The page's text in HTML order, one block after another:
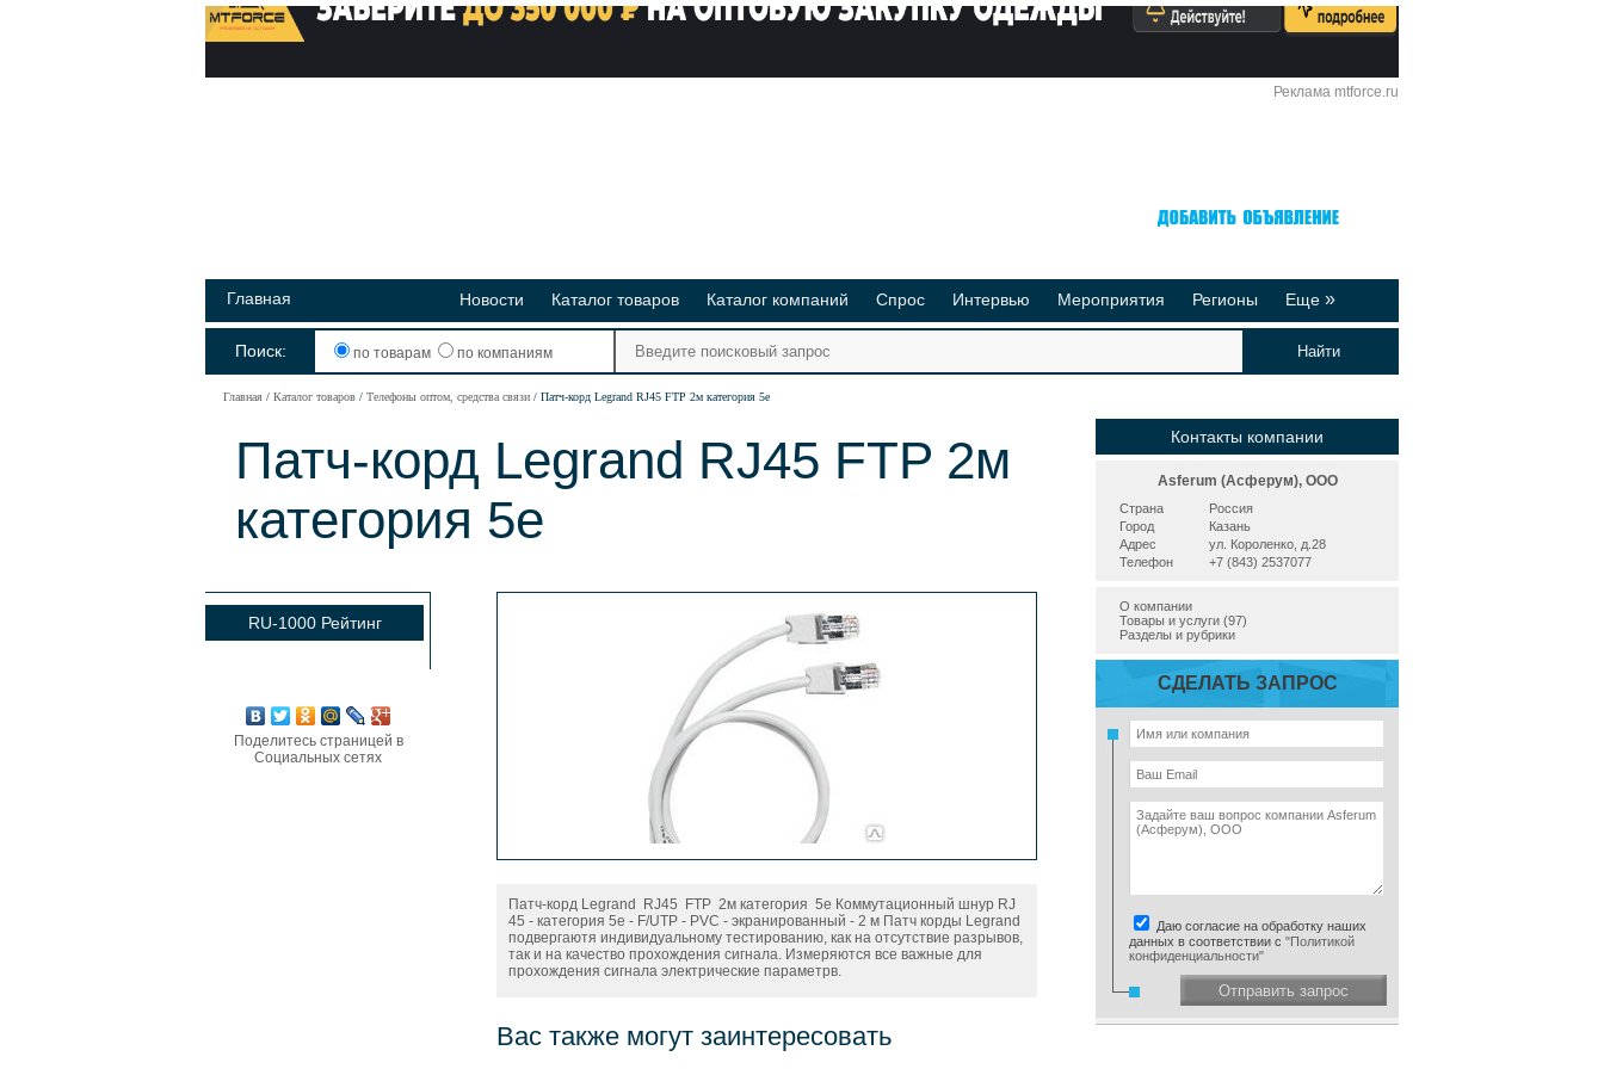
Реклама mtforce.ru
Главная Новости Каталог товаров Каталог компаний Спрос Интервью Мероприятия Регионы Еще »
Реклама на сайте
Поиск: по товарам по компаниям
Главная Каталог товаров Телефоны оптом, средства связи Патч-корд Legrand RJ45 FTP 2м категория 5е
Патч-корд Legrand RJ45 FTP 2м
категория 5е
RU-1000 Рейтинг
Поделитесь страницей в
Социальных сетях
Патч-корд Legrand RJ45 FTP 2м категория 5е Коммутационный шнур RJ
45 - категория 5е - F/UTP - PVC - экранированный - 2 м Патч корды Legrand
подвергаютя индивидуальному тестированию, как на отсутствие разрывов,
так и на качество прохождения сигнала. Измеряются все важные для
прохождения сигнала электрические параметрв.
Вас также могут заинтересовать
Контакты компании
Asferum (Асферум), ООО
Страна
Россия
Город
Казань
Адрес
ул. Короленко, д.28
Телефон
+7 (843) 2537077
О компании
Товары и услуги (97)
Разделы и рубрики
СДЕЛАТЬ ЗАПРОС
Даю согласие на обработку наших
данных в соответствии с "Политикой
конфиденциальности"
Отправить запрос